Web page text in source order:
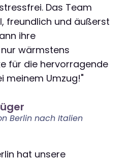
Das Team
freundlich und äußerst
ihre
wärmstens
für die hervorragende
meinem Umzug!"
Berlin nach Italien
hat unsere